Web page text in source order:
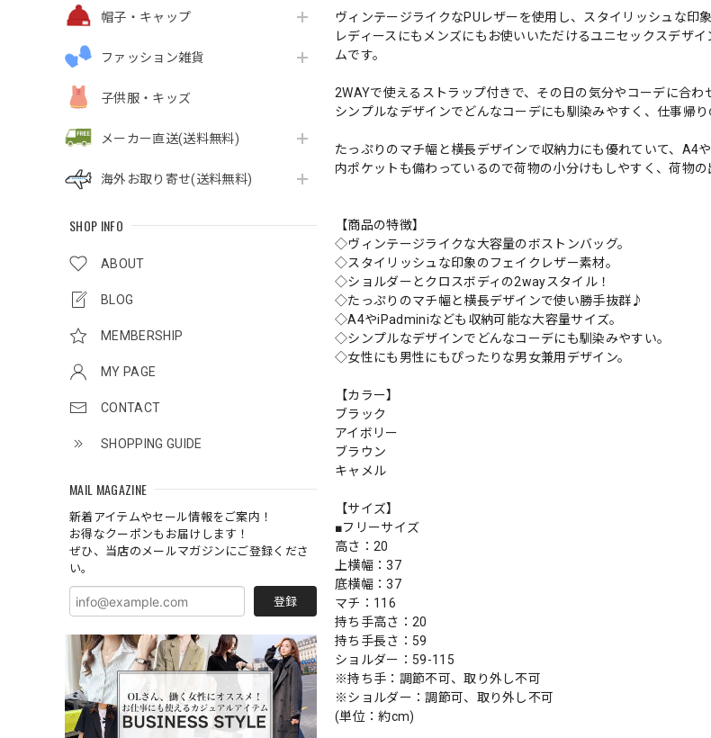
帽子・キャップ
ファッション雑貨
子供服・キッズ
メーカー直送(送料無料)
海外お取り寄せ(送料無料)
SHOP INFO
ABOUT
BLOG
MEMBERSHIP
MY PAGE
CONTACT
SHOPPING GUIDE
MAIL MAGAZINE
新着アイテムやセール情報をご案内！
お得なクーポンもお届けします！
ぜひ、当店のメールマガジンにご登録くださ
い。
登録
ヴィンテージライクなPUレザーを使用し、スタイリッシュな印
レディースにもメンズにもお使いいただけるユニセックスデザ
ムです。
2WAYで使えるストラップ付きで、その日の気分やコーデに合
シンプルなデザインでどんなコーデにも馴染みやすく、仕事帰
たっぷりのマチ幅と横長デザインで収納力にも優れていて、A4
内ポケットも備わっているので荷物の小分けもしやすく、荷物
【商品の特徴】
◇ヴィンテージライクな大容量のボストンバッグ。
◇スタイリッシュな印象のフェイクレザー素材。
◇ショルダーとクロスボディの2wayスタイル！
◇たっぷりのマチ幅と横長デザインで使い勝手抜群♪
◇A4やiPadminiなども収納可能な大容量サイズ。
◇シンプルなデザインでどんなコーデにも馴染みやすい。
◇女性にも男性にもぴったりな男女兼用デザイン。
【カラー】
ブラック
アイボリー
ブラウン
キャメル
【サイズ】
■フリーサイズ
高さ：20
上横幅：37
底横幅：37
マチ：116
持ち手高さ：20
持ち手長さ：59
ショルダー：59-115
※持ち手：調節不可、取り外し不可
※ショルダー：調節可、取り外し不可
(単位：約cm)